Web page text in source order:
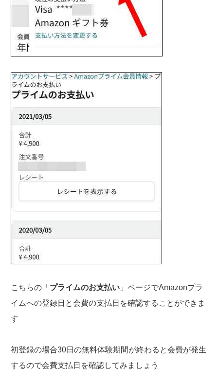
こちらの「 プライムのお支払い 」ページでAmazonプラ
イムへの登録日と会費の支払日を確認することができま
す
初登録の場合30日の無料体験期間が終わると会費が発生
するので会費支払日を確認してみましょう